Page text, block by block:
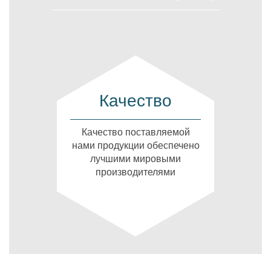
Качество
Качество поставляемой
нами продукции обеспечено
лучшими мировыми
производителями